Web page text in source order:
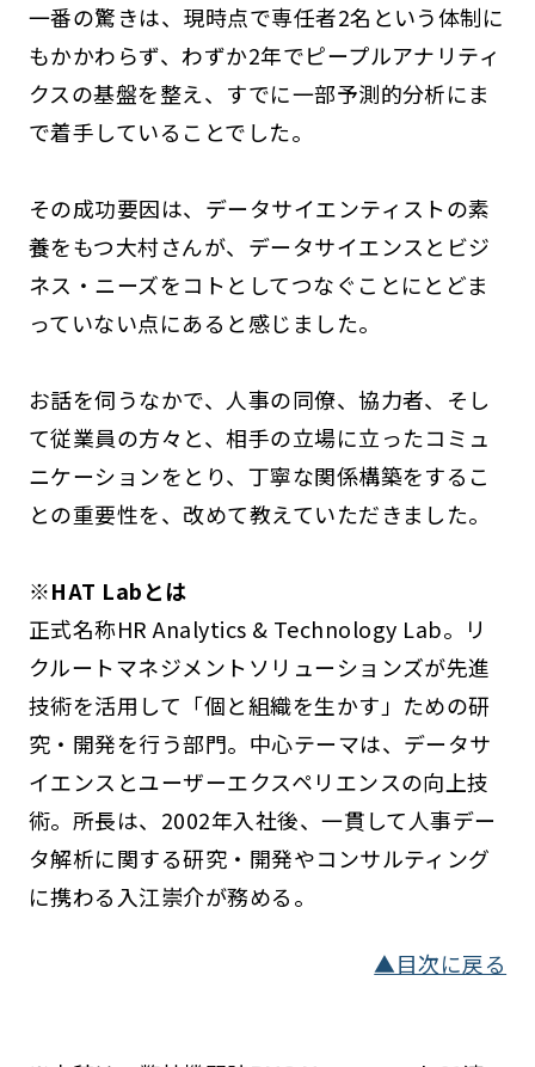
一番の驚きは、現時点で専任者2名という体制に
もかかわらず、わずか2年でピープルアナリティ
クスの基盤を整え、すでに一部予測的分析にま
で着手していることでした。
その成功要因は、データサイエンティストの素
養をもつ大村さんが、データサイエンスとビジ
ネス・ニーズをコトとしてつなぐことにとどま
っていない点にあると感じました。
お話を伺うなかで、人事の同僚、協力者、そし
て従業員の方々と、相手の立場に立ったコミュ
ニケーションをとり、丁寧な関係構築をするこ
との重要性を、改めて教えていただきました。
※HAT Labとは
正式名称HR Analytics & Technology Lab。リ
クルートマネジメントソリューションズが先進
技術を活用して「個と組織を生かす」ための研
究・開発を行う部門。中心テーマは、データサ
イエンスとユーザーエクスペリエンスの向上技
術。所長は、2002年入社後、一貫して人事デー
タ解析に関する研究・開発やコンサルティング
に携わる入江崇介が務める。
▲目次に戻る